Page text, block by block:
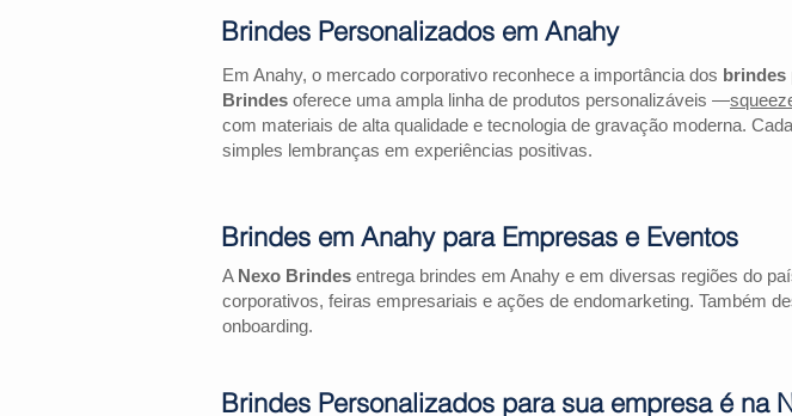
Em Anahy, o mercado corporativo reconhece a importância dos brindes
Brindes oferece uma ampla linha de produtos personalizáveis —
com materiais de alta qualidade e tecnologia de gravação moderna.
simples lembranças em experiências positivas.
A Nexo Brindes entrega brindes em Anahy e em diversas regiões do
corporativos, feiras empresariais e ações de endomarketing. Também
onboarding.
Brindes Personalizados em Anahy
Brindes em Anahy para Empresas e Eventos
Brindes Personalizados para sua empresa é na